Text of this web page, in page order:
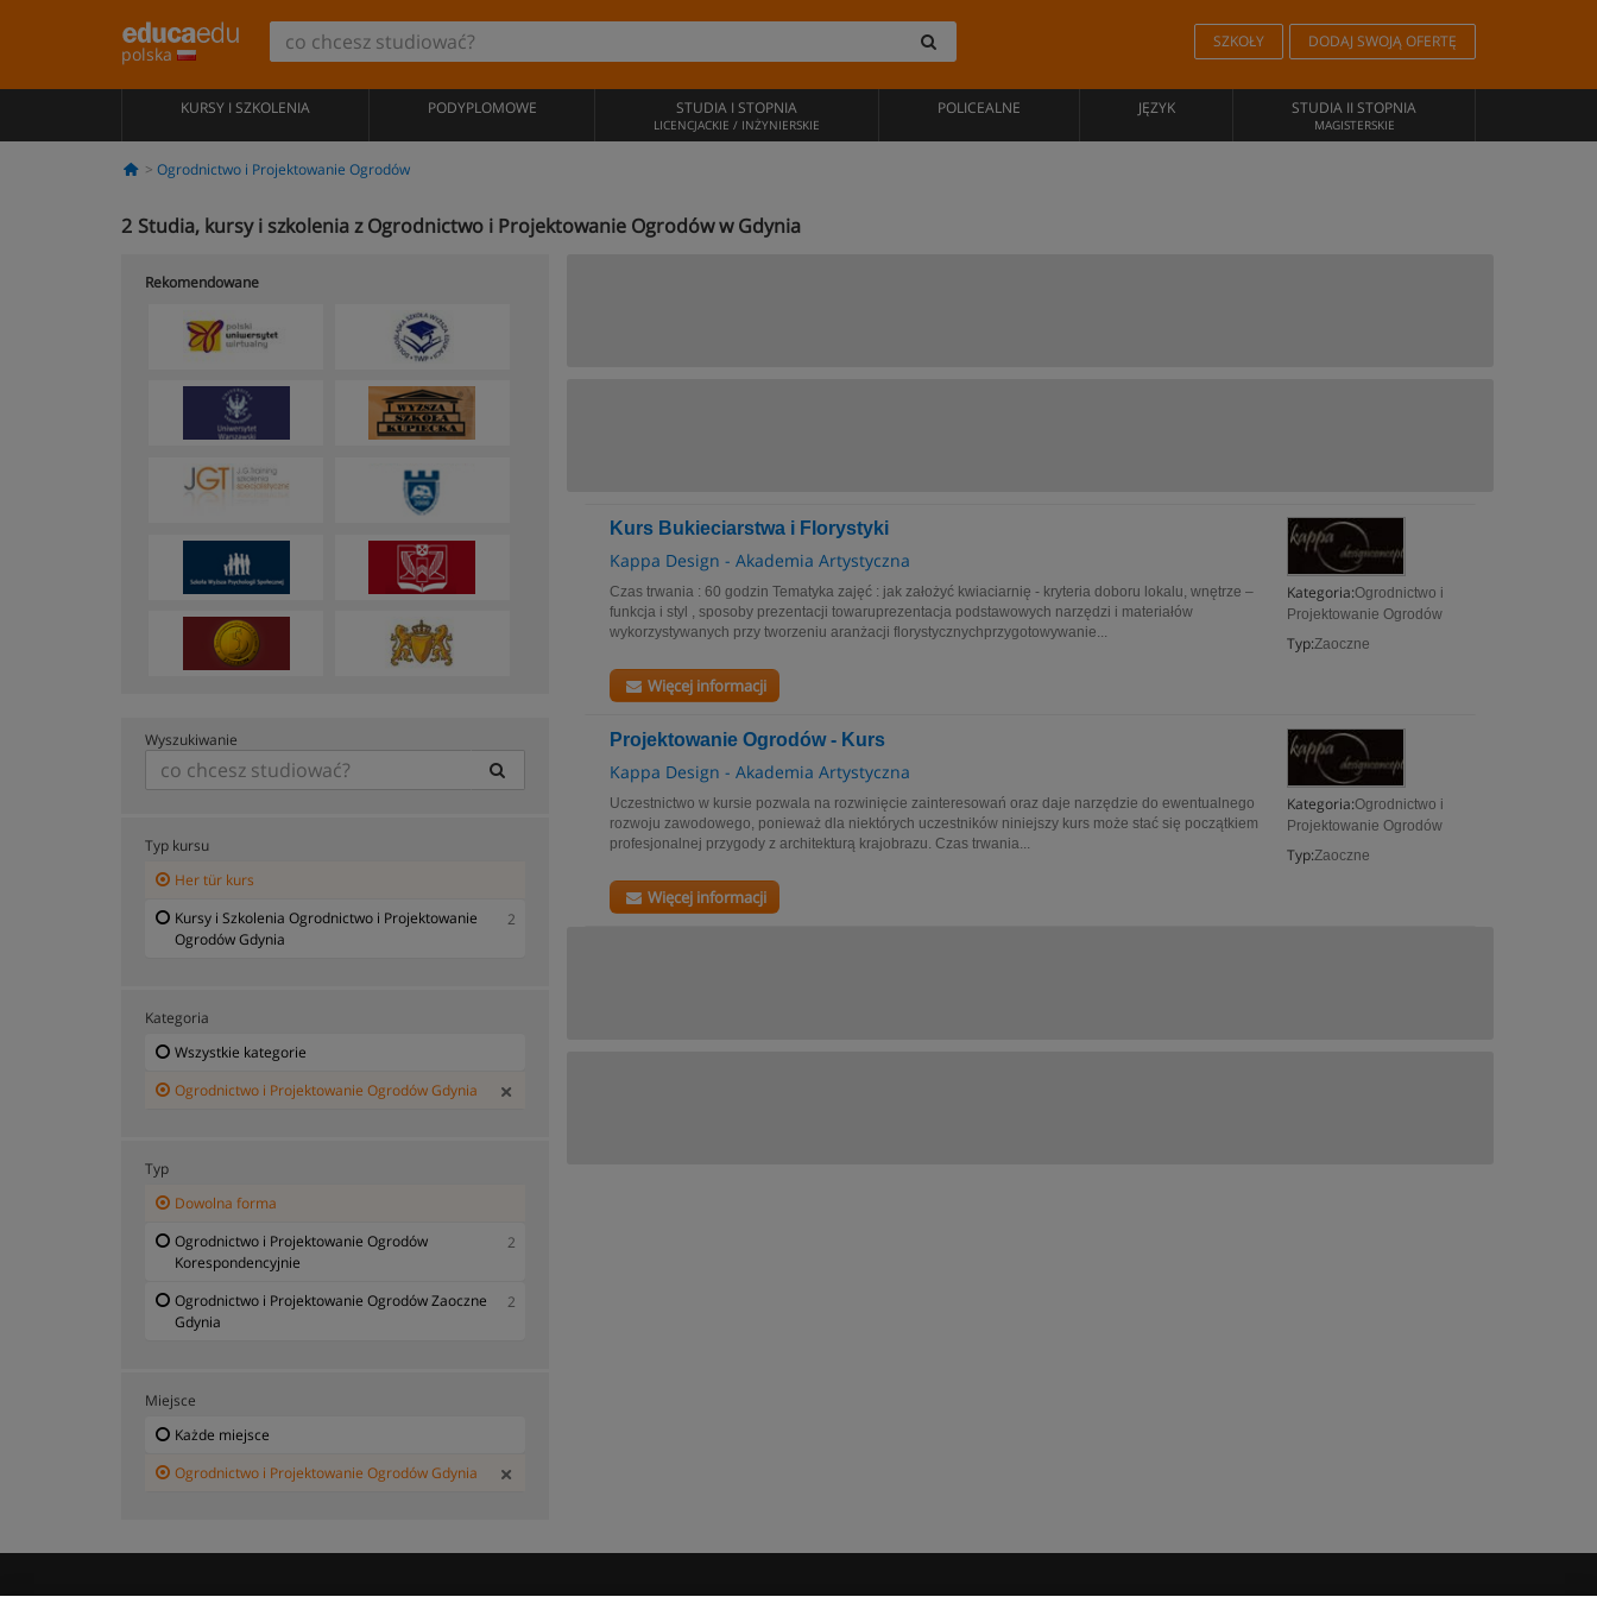
polska
SZKOŁY DODAJ SWOJĄ OFERTĘ
KURSY I SZKOLENIA PODYPLOMOWE STUDIA I STOPNIA
LICENCJACKIE / INŻYNIERSKIE
POLICEALNE JĘZYK STUDIA II STOPNIA
MAGISTERSKIE
Ogrodnictwo i Projektowanie Ogrodów
2 Studia, kursy i szkolenia z Ogrodnictwo i Projektowanie Ogrodów w Gdynia
Kurs Bukieciarstwa i Florystyki
Kappa Design - Akademia Artystyczna
Kategoria:Ogrodnictwo i
Projektowanie Ogrodów
Typ:Zaoczne
Czas trwania : 60 godzin Tematyka zajęć : jak założyć kwiaciarnię - kryteria doboru lokalu, wnętrze –
funkcja i styl , sposoby prezentacji towaruprezentacja podstawowych narzędzi i materiałów
wykorzystywanych przy tworzeniu aranżacji florystycznychprzygotowywanie...
Więcej informacji
Projektowanie Ogrodów - Kurs
Kappa Design - Akademia Artystyczna
Kategoria:Ogrodnictwo i
Projektowanie Ogrodów
Typ:Zaoczne
Uczestnictwo w kursie pozwala na rozwinięcie zainteresowań oraz daje narzędzie do ewentualnego
rozwoju zawodowego, ponieważ dla niektórych uczestników niniejszy kurs może stać się początkiem
profesjonalnej przygody z architekturą krajobrazu. Czas trwania...
Więcej informacji
Rekomendowane
Wyszukiwanie
Typ kursu
Her tür kurs
Kursy i Szkolenia Ogrodnictwo i Projektowanie
Ogrodów Gdynia
2
Kategoria
Wszystkie kategorie
Ogrodnictwo i Projektowanie Ogrodów Gdynia
Typ
Dowolna forma
Ogrodnictwo i Projektowanie Ogrodów
Korespondencyjnie
2
Ogrodnictwo i Projektowanie Ogrodów Zaoczne
Gdynia
2
Miejsce
Każde miejsce
Ogrodnictwo i Projektowanie Ogrodów Gdynia